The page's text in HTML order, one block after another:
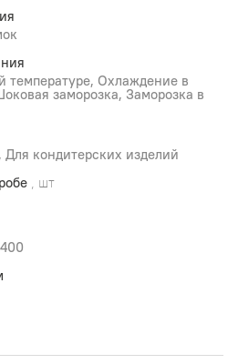
температуре, Охлаждение в
заморозка, Заморозка в
Для кондитерских изделий
, шт